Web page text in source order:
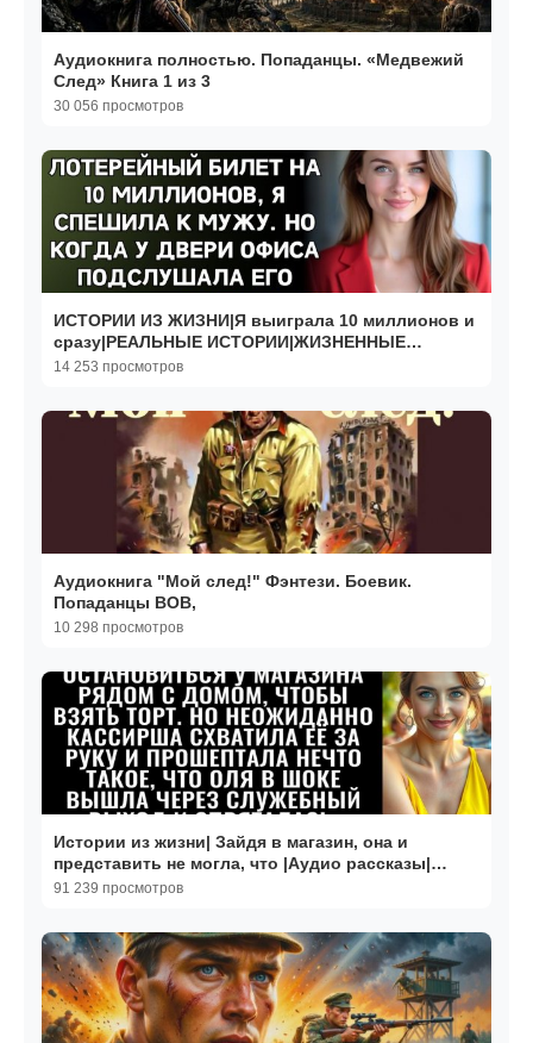
Аудиокнига полностью. Попаданцы. «Медвежий
След» Книга 1 из 3
30 056 просмотров
ИСТОРИИ ИЗ ЖИЗНИ|Я выиграла 10 миллионов и
сразу|РЕАЛЬНЫЕ ИСТОРИИ|ЖИЗНЕННЫЕ
ИСТОРИИ
14 253 просмотров
Аудиокнига "Мой след!" Фэнтези. Боевик.
Попаданцы ВОВ,
10 298 просмотров
Истории из жизни| Зайдя в магазин, она и
представить не могла, что |Аудио рассказы|
Жизненные истории
91 239 просмотров